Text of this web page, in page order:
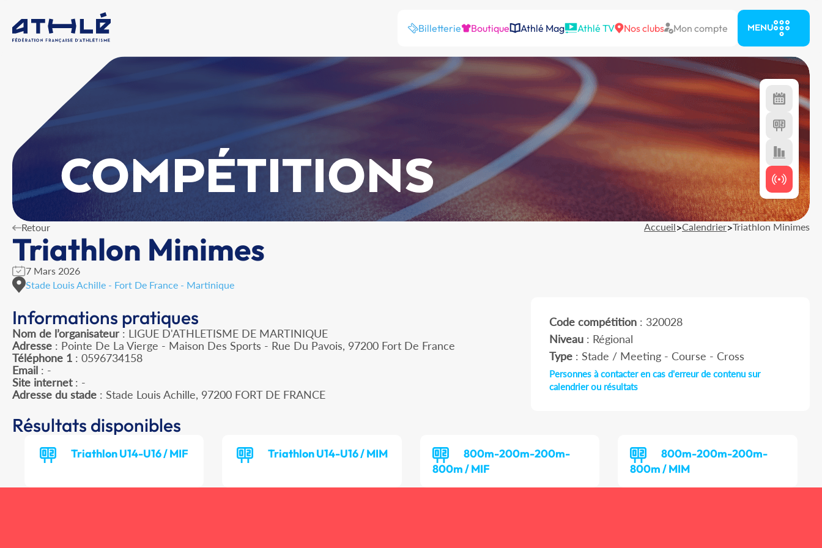
Billetterie Boutique Athlé Mag Athlé TV Nos clubs Mon compte MENU
COMPÉTITIONS
Retour Accueil>Calendrier>Triathlon Minimes
Triathlon Minimes
7 Mars 2026
Stade Louis Achille - Fort De France - Martinique
Informations pratiques
Nom de l’organisateur : LIGUE D'ATHLETISME DE MARTINIQUE
Adresse : Pointe De La Vierge - Maison Des Sports - Rue Du Pavois, 97200 Fort De France
Téléphone 1 : 0596734158
Email : -
Site internet: -
Adresse du stade : Stade Louis Achille, 97200 FORT DE FRANCE
Code compétition: 320028
Niveau: Régional
Type: Stade / Meeting - Course - Cross
Personnes à contacter en cas d'erreur de contenu sur
calendrier ou résultats
Résultats disponibles
Triathlon U14-U16 / MIF Triathlon U14-U16 / MIM
800m-200m-200m-
800m / MIF
800m-200m-200m-
800m / MIM